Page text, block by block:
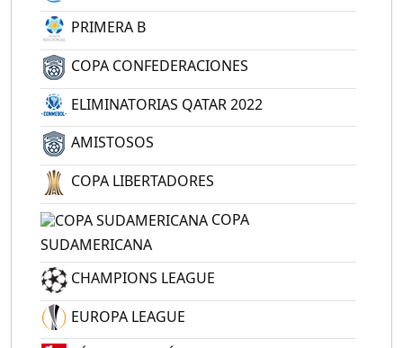
PRIMERA B
COPA CONFEDERACIONES
ELIMINATORIAS QATAR 2022
AMISTOSOS
COPA LIBERTADORES
COPA
SUDAMERICANA
CHAMPIONS LEAGUE
EUROPA LEAGUE